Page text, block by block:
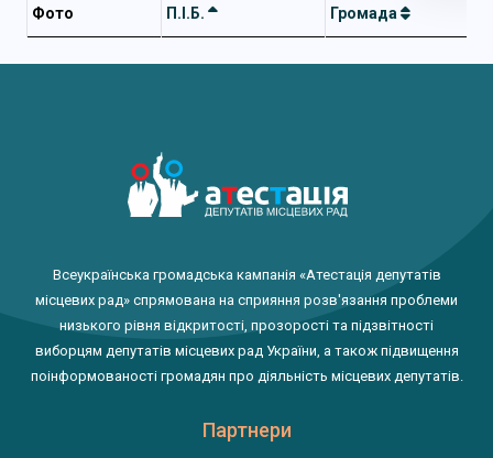
Фото П.І.Б. Громада
Всеукраїнська громадська кампанія «Атестація депутатів
місцевих рад» спрямована на сприяння розв'язання проблеми
низького рівня відкритості, прозорості та підзвітності
виборцям депутатів місцевих рад України, а також підвищення
поінформованості громадян про діяльність місцевих депутатів.
Партнери